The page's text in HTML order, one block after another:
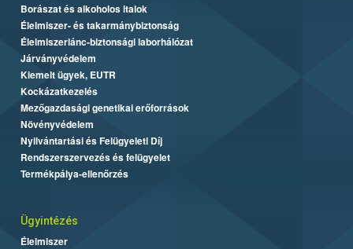
Borászat és alkoholos italok
Élelmiszer- és takarmánybiztonság
Élelmiszerlánc-biztonsági laborhálózat
Járványvédelem
Kiemelt ügyek, EUTR
Kockázatkezelés
Mezőgazdasági genetikai erőforrások
Növényvédelem
Nyilvántartási és Felügyeleti Díj
Rendszerszervezés és felügyelet
Termékpálya-ellenőrzés
Ügyintézés
Élelmiszer